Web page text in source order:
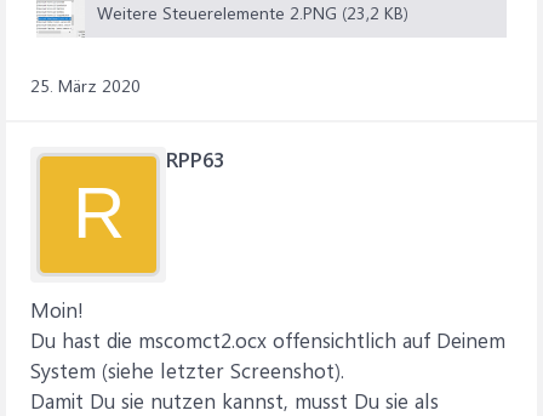
Weitere Steuerelemente 2.PNG (23,2 KB)
25. März 2020
R
RPP63
Moin!
Du hast die mscomct2.ocx offensichtlich auf Deinem
System (siehe letzter Screenshot).
Damit Du sie nutzen kannst, musst Du sie als